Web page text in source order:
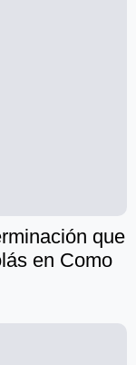
que
en Como